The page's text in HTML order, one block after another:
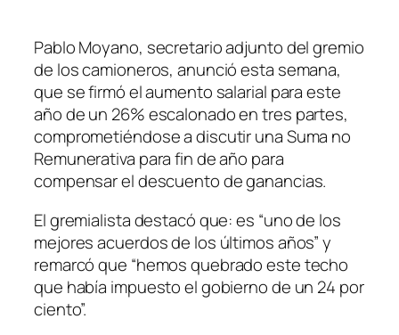
Pablo Moyano, secretario adjunto del gremio
de los camioneros, anunció esta semana,
que se firmó el aumento salarial para este
año de un 26% escalonado en tres partes,
comprometiéndose a discutir una Suma no
Remunerativa para fin de año para
compensar el descuento de ganancias.
El gremialista destacó que: es “uno de los
mejores acuerdos de los últimos años” y
remarcó que “hemos quebrado este techo
que había impuesto el gobierno de un 24 por
ciento”.